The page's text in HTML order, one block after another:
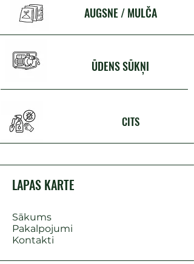
AUGSNE / MULČA
ŪDENS SŪKŅI
CITS
LAPAS KARTE
Sākums
Pakalpojumi
Kontakti